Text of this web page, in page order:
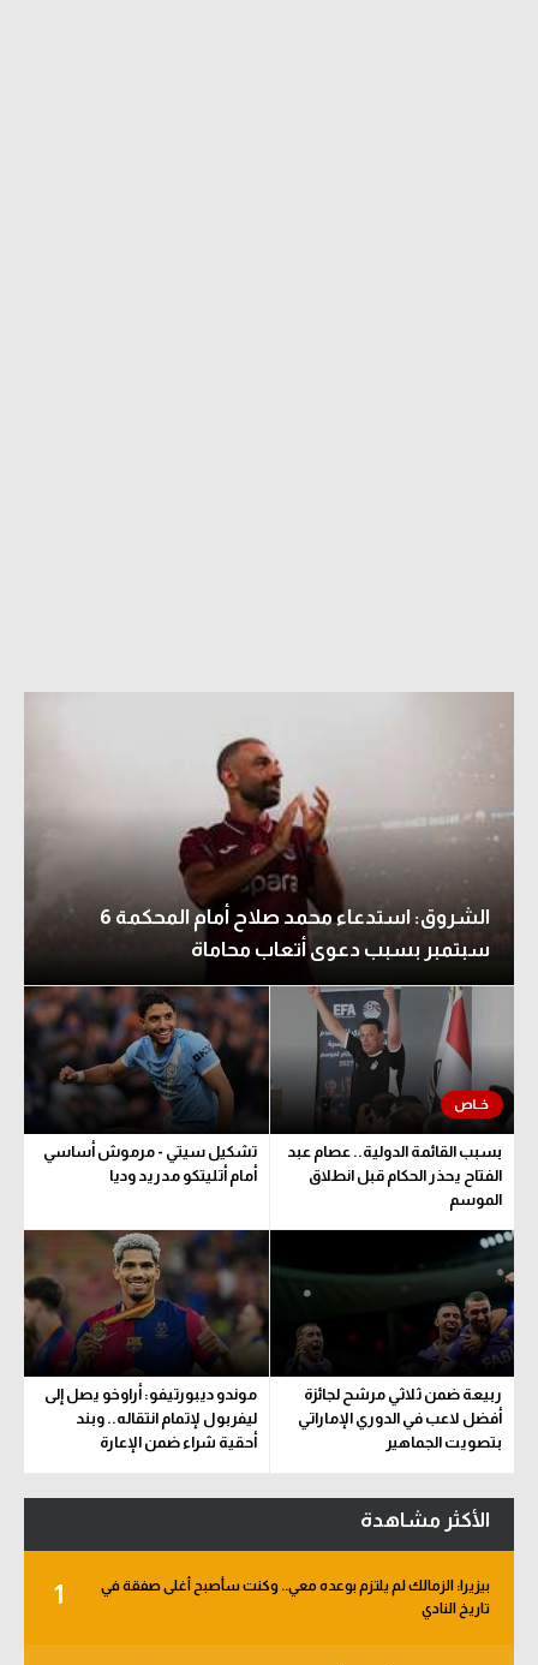
الشروق: استدعاء محمد صلاح أمام المحكمة 6
سبتمبر بسبب دعوى أتعاب محاماة
بسبب القائمة الدولية.. عصام عبد
الفتاح يحذر الحكام قبل انطلاق
الموسم
تشكيل سيتي - مرموش أساسي
أمام أتليتكو مدريد وديا
ربيعة ضمن ثلاثي مرشح لجائزة
أفضل لاعب في الدوري الإماراتي
بتصويت الجماهير
موندو ديبورتيفو: أراوخو يصل إلى
ليفربول لإتمام انتقاله.. وبند
أحقية شراء ضمن الإعارة
الأكثر مشاهدة
1
بيزيرا: الزمالك لم يلتزم بوعده معي.. وكنت سأصبح أغلى صفقة في
تاريخ النادي